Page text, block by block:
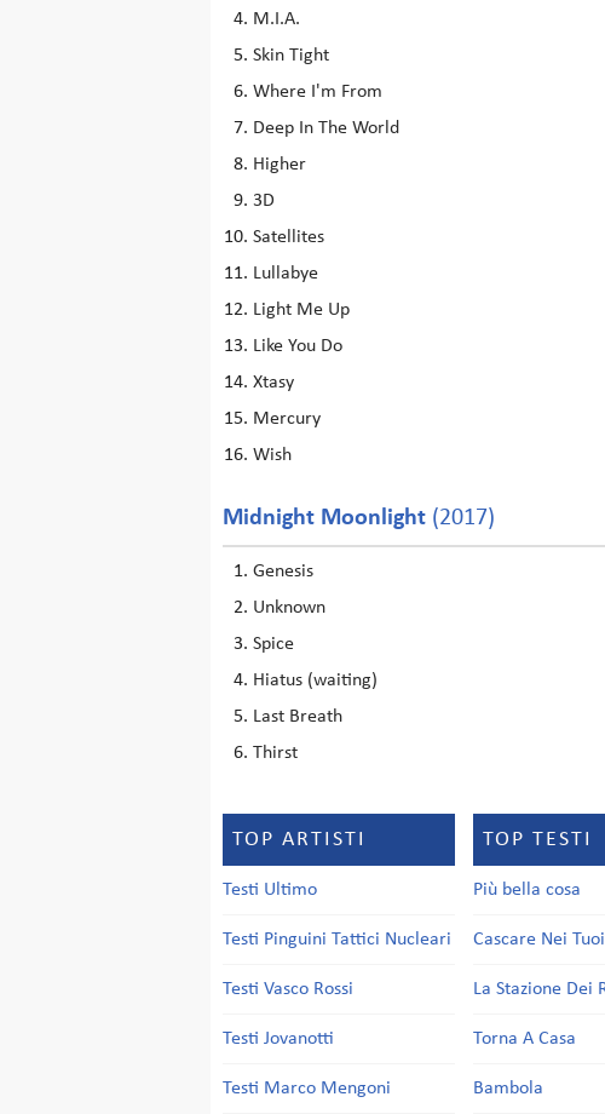
M.I.A.
Skin Tight
Where I'm From
Deep In The World
Higher
3D
Satellites
Lullabye
Light Me Up
Like You Do
Xtasy
Mercury
Wish
Midnight Moonlight (2017)
Genesis
Unknown
Spice
Hiatus (waiting)
Last Breath
Thirst
TOP ARTISTI
Testi Ultimo
Testi Pinguini Tattici Nucleari
Testi Vasco Rossi
Testi Jovanotti
Testi Marco Mengoni
TOP TESTI
Più bella cosa
Cascare Nei
La Stazione Dei
Torna A Casa
Bambola